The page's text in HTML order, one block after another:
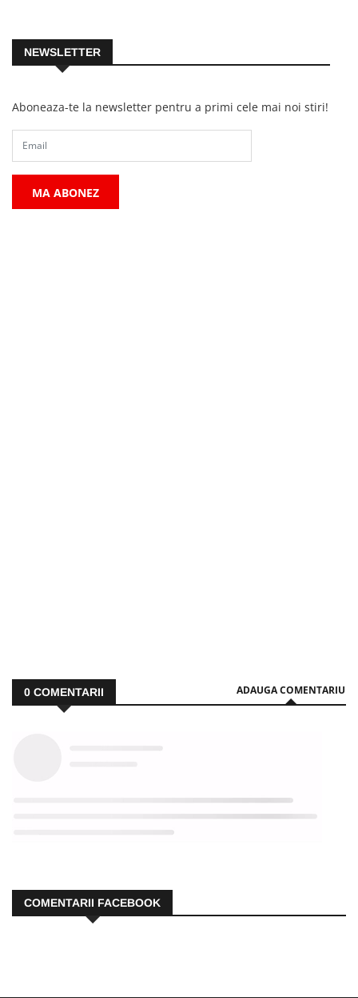
NEWSLETTER
Aboneaza-te la newsletter pentru a primi cele mai noi stiri!
MA ABONEZ
0 COMENTARII ADAUGA COMENTARIU
COMENTARII FACEBOOK